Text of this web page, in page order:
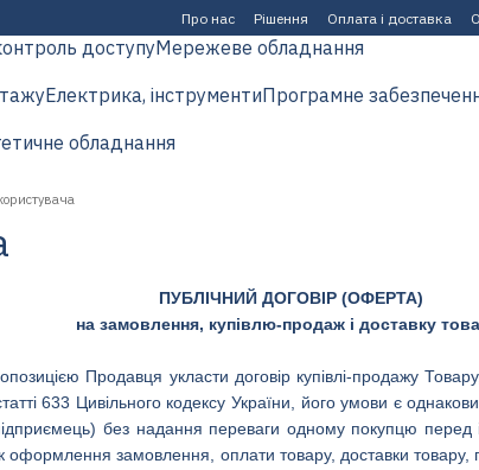
Про нас Рішення Оплата і доставка
доступуМережеве обладнання
Електрика, інструментиПрограмне
обладнання
ПУБЛІЧНИЙ ДОГОВІР (ОФЕРТА)
на замовлення, купівлю-продаж і доставку
Продавця укласти договір купівлі-продажу
633 Цивільного кодексу України, його умови є
без надання переваги одному покупцю
замовлення, оплати товару, доставки товару,